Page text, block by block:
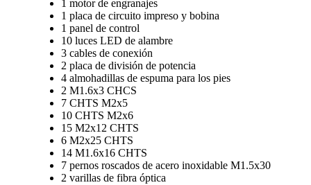
1 motor de engranajes
1 placa de circuito impreso y bobina
1 panel de control
10 luces LED de alambre
3 cables de conexión
2 placa de división de potencia
4 almohadillas de espuma para los pies
2 M1.6x3 CHCS
7 CHTS M2x5
10 CHTS M2x6
15 M2x12 CHTS
6 M2x25 CHTS
14 M1.6x16 CHTS
7 pernos roscados de acero inoxidable M1.5x30
2 varillas de fibra óptica